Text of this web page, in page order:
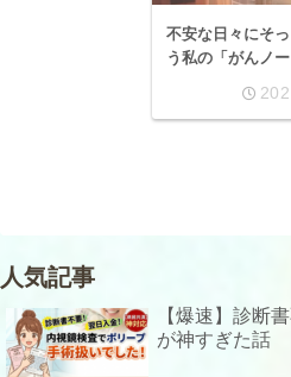
不安な日々にそ
う私の「がんノー
人気記事
【爆速】診断
が神すぎた話